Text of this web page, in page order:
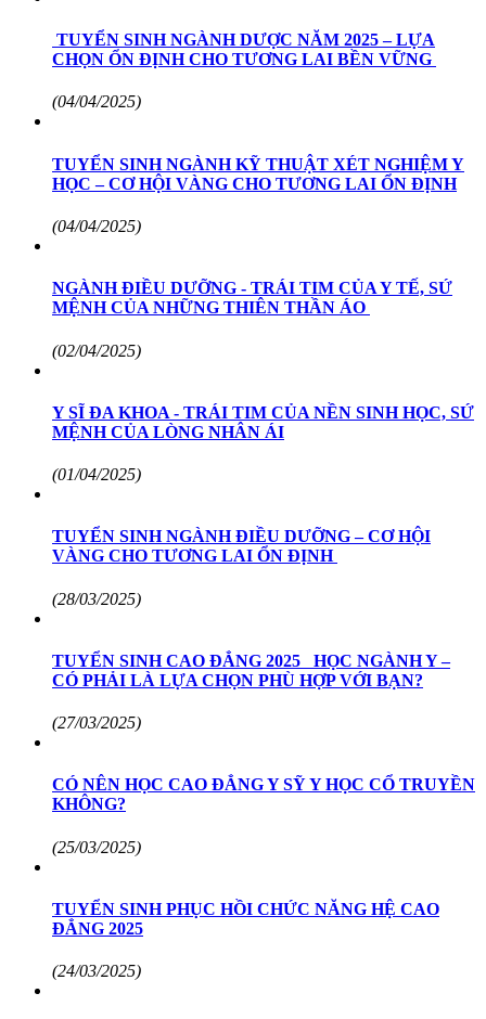
TUYỂN SINH NGÀNH DƯỢC NĂM 2025 – LỰA
CHỌN ỔN ĐỊNH CHO TƯƠNG LAI BỀN VỮNG
(04/04/2025)
TUYỂN SINH NGÀNH KỸ THUẬT XÉT NGHIỆM Y
HỌC – CƠ HỘI VÀNG CHO TƯƠNG LAI ỔN ĐỊNH
(04/04/2025)
NGÀNH ĐIỀU DƯỠNG - TRÁI TIM CỦA Y TẾ, SỨ
MỆNH CỦA NHỮNG THIÊN THẦN ÁO
(02/04/2025)
Y SĨ ĐA KHOA - TRÁI TIM CỦA NỀN SINH HỌC, SỨ
MỆNH CỦA LÒNG NHÂN ÁI
(01/04/2025)
TUYỂN SINH NGÀNH ĐIỀU DƯỠNG – CƠ HỘI
VÀNG CHO TƯƠNG LAI ỔN ĐỊNH
(28/03/2025)
TUYỂN SINH CAO ĐẲNG 2025 HỌC NGÀNH Y –
CÓ PHẢI LÀ LỰA CHỌN PHÙ HỢP VỚI BẠN?
(27/03/2025)
CÓ NÊN HỌC CAO ĐẲNG Y SỸ Y HỌC CỔ TRUYỀN
KHÔNG?
(25/03/2025)
TUYỂN SINH PHỤC HỒI CHỨC NĂNG HỆ CAO
ĐẲNG 2025
(24/03/2025)